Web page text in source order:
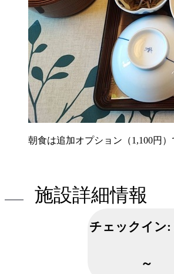
朝食は追加オプション（1,100円）
施設詳細情報
チェックイン:
～